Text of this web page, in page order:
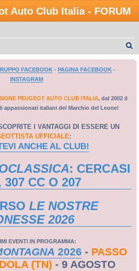
Auto Club Italia - FORUM
FACEBOOK- PAGINA FACEBOOK-
INSTAGRAM
PEUGEOT AUTO CLUB ITALIA, dal 2002 il
appassionati italiani del Marchio del Leone!
I VANTAGGI DI ESSERE UN
UFFICIALE:
ANCHE AL CLUB!
: CERCASI
307 CC O 207
LE NOSTRE
2026
EVENTI IN PROGRAMMA:
2026 - PASSO
(TN) - 9 AGOSTO